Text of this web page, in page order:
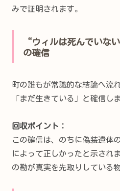
みで証明されます。
“ウィルは死んでいな
の確信
町の誰もが常識的な結論へ流
「まだ生きている」と確信しま
回収ポイント：
この確信は、のちに偽装遺体
によって正しかったと示され
の勘が真実を先取りしている